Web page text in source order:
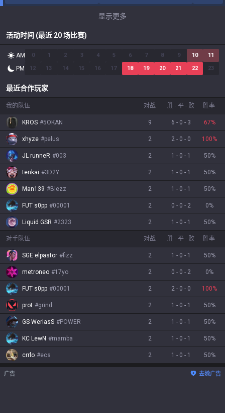
显示更多
活动时间 (最近 20 场比赛)
AM 0 1 2 3 4 5 6 7 8 9 10 11
PM 12 13 14 15 16 17 18 19 20 21 22 23
最近合作玩家
我的队伍 对战 胜 - 平 - 败 胜率
KROS #5OKAN 9 6 - 0 - 3 67%
xhyze #pelus 2 2 - 0 - 0 100%
JL runneR #003 2 1 - 0 - 1 50%
tenkai #3D2Y 2 1 - 0 - 1 50%
Man139 #Blezz 2 1 - 0 - 1 50%
FUT s0pp #00001 2 0 - 0 - 2 0%
Liquid GSR #2323 2 1 - 0 - 1 50%
对手队伍 对战 胜 - 平 - 败 胜率
SGE elpastor #fizz 2 1 - 0 - 1 50%
metroneo #17yo 2 0 - 0 - 2 0%
FUT s0pp #00001 2 2 - 0 - 0 100%
prot #grind 2 1 - 0 - 1 50%
GS WerlasS #POWER 2 1 - 0 - 1 50%
KC LewN #mamba 2 1 - 0 - 1 50%
crrlo #ecs 2 1 - 0 - 1 50%
广告 去除广告